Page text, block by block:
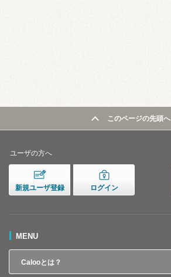
このページの先頭へ
ユーザの方へ
新規ユーザ登録 ログイン
MENU
Calooとは？